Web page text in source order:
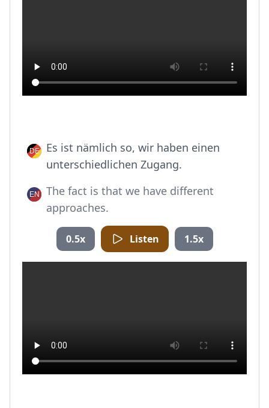
Es ist nämlich so, wir haben einen
unterschiedlichen Zugang.
The fact is that we have different
approaches.
0.5x Listen 1.5x